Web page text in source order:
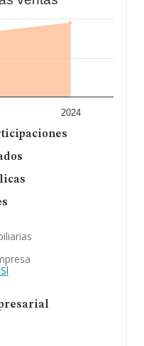
La media de
3.
está especializada
gas y
en el ranking de
posiciones frente al
ha retrocedido.
2024